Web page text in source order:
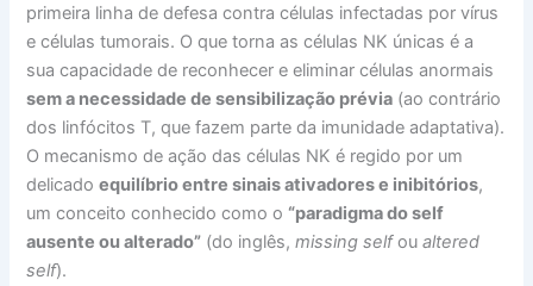
primeira linha de defesa contra células infectadas por vírus
e células tumorais. O que torna as células NK únicas é a
sua capacidade de reconhecer e eliminar células anormais
sem a necessidade de sensibilização prévia (ao contrário
dos linfócitos T, que fazem parte da imunidade adaptativa).
O mecanismo de ação das células NK é regido por um
delicadoequilíbrio entre sinais ativadores e inibitórios,
um conceito conhecido como o “paradigma do self
ausente ou alterado” (do inglês,missing selfoualtered
self).